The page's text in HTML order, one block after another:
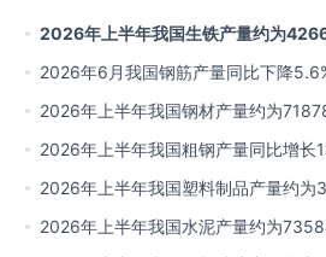
2026年上半年我国生铁产量约为
比下降2.8% 其中河北产量占比22.7%
2026年6月我国钢筋产量同比下降
计产量同比下降10.7%
2026年上半年我国钢材产量约为
比下降0.9% 其中河北以超亿吨产量排
2026年上半年我国粗钢产量同比增长
河北产量占比21.5%位居首位
2026年上半年我国塑料制品产量约为
其中江苏、浙江产量分别占比18.9%
2026年上半年我国水泥产量约为